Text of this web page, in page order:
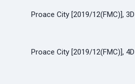
Proace City [2019/12(FMC)],
Proace City [2019/12(FMC)],